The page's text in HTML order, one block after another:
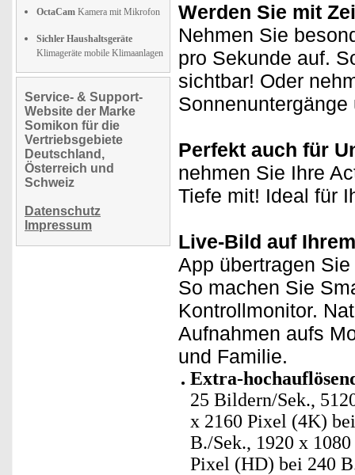
OctaCam Kamera mit Mikrofon
Sichler Haushaltsgeräte
Klimageräte mobile Klimaanlagen
Service- & Support-
Website der Marke
Somikon für die
Vertriebsgebiete
Deutschland,
Österreich und
Schweiz
Datenschutz
Impressum
Werden Sie mit
Nehmen Sie
pro Sekunde auf.
sichtbar! Oder
Sonnenuntergänge
Perfekt auch für
nehmen Sie Ihre
Tiefe mit! Ideal für
Live-Bild auf
App übertragen
So machen Sie
Kontrollmonitor.
Aufnahmen aufs
und Familie.
Extra-
25 Bildern/Sek.,
x 2160 Pixel (4K)
B./Sek., 1920 x
Pixel (HD) bei 240